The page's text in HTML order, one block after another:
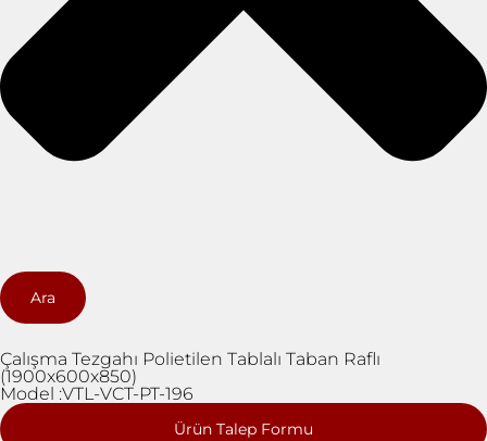
Ara
Çalışma Tezgahı Polietilen Tablalı Taban Raflı
(1900x600x850)
Model :VTL-VCT-PT-196
Ürün Talep Formu